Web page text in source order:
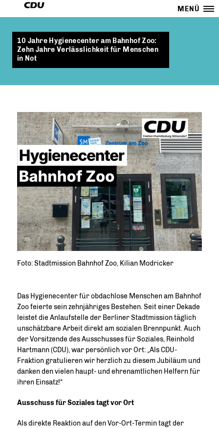
MENÜ
10 Jahre Hygienecenter am Bahnhof Zoo:
Zehn Jahre Verlässlichkeit für Menschen
in Not
Foto: Stadtmission Bahnhof Zoo, Kilian Modricker
Das Hygienecenter für obdachlose Menschen am Bahnhof
Zoo feierte sein zehnjähriges Bestehen. Seit einer Dekade
leistet die Anlaufstelle der Berliner Stadtmission täglich
unschätzbare Arbeit direkt am sozialen Brennpunkt. Auch
der Vorsitzende des Ausschusses für Soziales, Reinhold
Hartmann (CDU), war persönlich vor Ort: „Als CDU-
Fraktion gratulieren wir herzlich zu diesem Jubiläum und
danken den vielen haupt- und ehrenamtlichen Helfern für
ihren Einsatz!“
Ausschuss für Soziales tagt vor Ort
Als direkte Reaktion auf den Vor-Ort-Termin tagt der